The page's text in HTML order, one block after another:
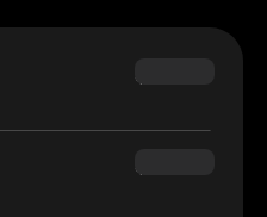
$69.90
$54.90